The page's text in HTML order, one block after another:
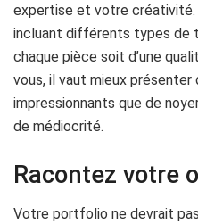
expertise et votre créativité.
incluant différents types de
chaque pièce soit d’une
vous, il vaut mieux présenter
impressionnants que de
de médiocrité.
Racontez votre
Votre portfolio ne devrait